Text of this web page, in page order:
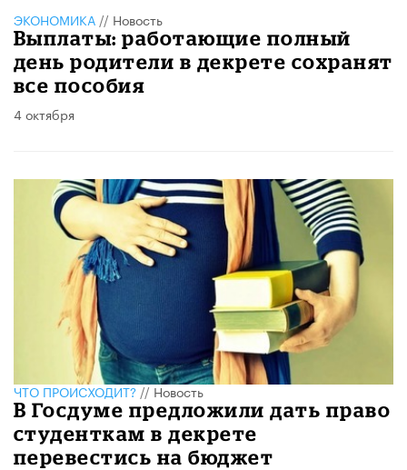
ЭКОНОМИКА // Новость
Выплаты: работающие полный
день родители в декрете сохранят
все пособия
4 октября
ЧТО ПРОИСХОДИТ?//Новость
В Госдуме предложили дать право
студенткам в декрете
перевестись на бюджет